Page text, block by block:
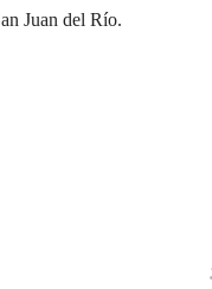
Juan del Río.